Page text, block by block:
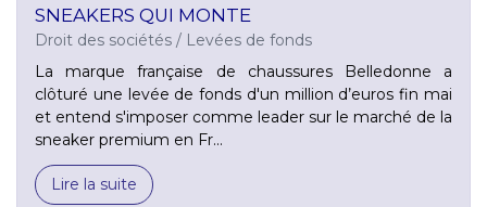
SNEAKERS QUI MONTE
Droit des sociétés / Levées de fonds
La marque française de chaussures Belledonne a
clôturé une levée de fonds d'un million d’euros fin mai
et entend s'imposer comme leader sur le marché de la
sneaker premium en Fr...
Lire la suite